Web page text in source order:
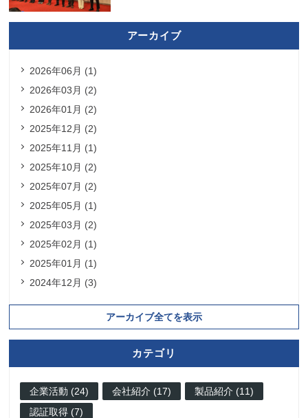
アーカイブ
2026年06月 (1)
2026年03月 (2)
2026年01月 (2)
2025年12月 (2)
2025年11月 (1)
2025年10月 (2)
2025年07月 (2)
2025年05月 (1)
2025年03月 (2)
2025年02月 (1)
2025年01月 (1)
2024年12月 (3)
アーカイブ全てを表示
カテゴリ
企業活動 (24) 会社紹介 (17)
製品紹介 (11)
認証取得 (7)